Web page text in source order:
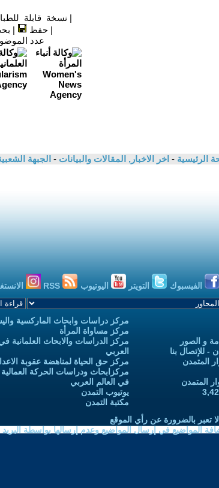
| نسخة قابلة
|حفظ |
عدد
الرئيسية - اخر الاخبار, المقالات والبيانات - الجبهة
الفيسبوك التويتر اليوتيوب
و الصور
- للإتصال بنا
المتمدن
المتمدن
مركز دراسات وابحاث الماركسية
مركز مساواة المرأة
مركز الدراسات والابحاث العلمانية في
العربي
مركز حق الحياة لمناهضة عقوبة
مركزابحاث ودراسات الحركة العمالية
في العالم العربي
يوتيوب التمدن
مكتبة التمدن
تعبر بالضرورة عن رأي الموقع
المواضيع في إرسال المواضيع وعدم إرسالها بواسطة البريد